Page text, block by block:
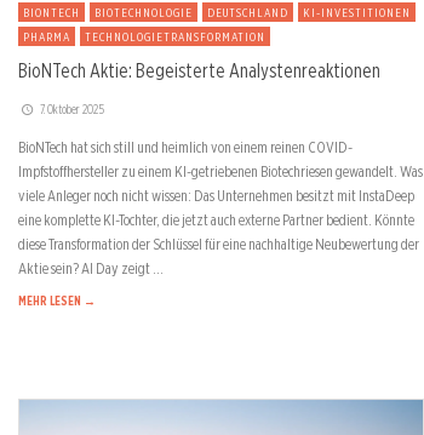
BIONTECH BIOTECHNOLOGIE DEUTSCHLAND
KI-INVESTITIONEN
PHARMA
TECHNOLOGIETRANSFORMATION
BioNTech Aktie: Begeisterte Analystenreaktionen
7. Oktober 2025
BioNTech hat sich still und heimlich von einem reinen COVID-
Impfstoffhersteller zu einem KI-getriebenen Biotechriesen gewandelt. Was
viele Anleger noch nicht wissen: Das Unternehmen besitzt mit InstaDeep
eine komplette KI-Tochter, die jetzt auch externe Partner bedient. Könnte
diese Transformation der Schlüssel für eine nachhaltige Neubewertung der
Aktie sein? AI Day zeigt …
MEHR LESEN →